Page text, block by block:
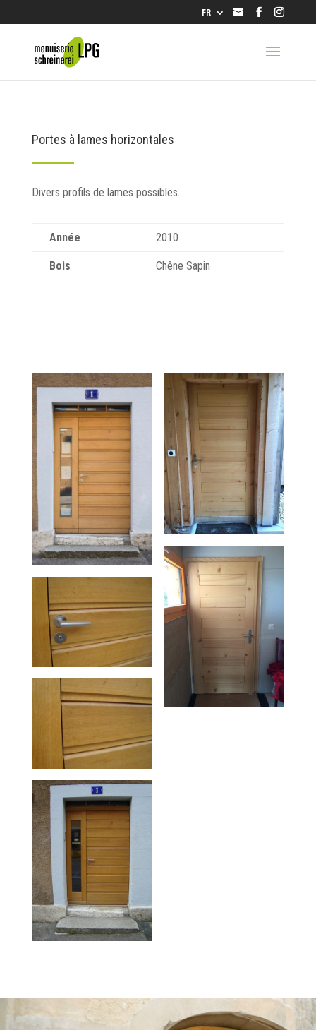
info@lpg.ch
FR
Portes à lames horizontales
Divers profils de lames possibles.
Année 2010
Bois Chêne Sapin